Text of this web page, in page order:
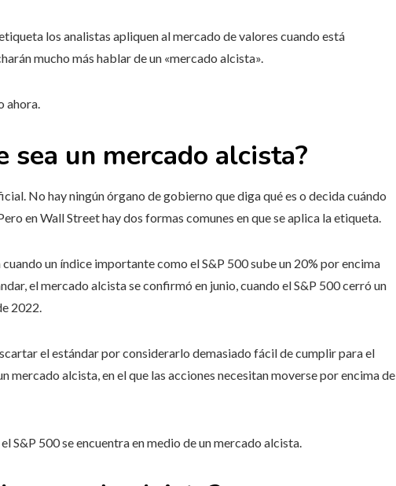
los analistas apliquen al mercado de valores cuando está
mucho más hablar de un «mercado alcista».
ahora.
sea un mercado alcista?
No hay ningún órgano de gobierno que diga qué es o decida cuándo
en Wall Street hay dos formas comunes en que se aplica la etiqueta.
un índice importante como el S&P 500 sube un 20% por encima
el mercado alcista se confirmó en junio, cuando el S&P 500 cerró un
2022.
el estándar por considerarlo demasiado fácil de cumplir para el
mercado alcista, en el que las acciones necesitan moverse por encima de
S&P 500 se encuentra en medio de un mercado alcista.